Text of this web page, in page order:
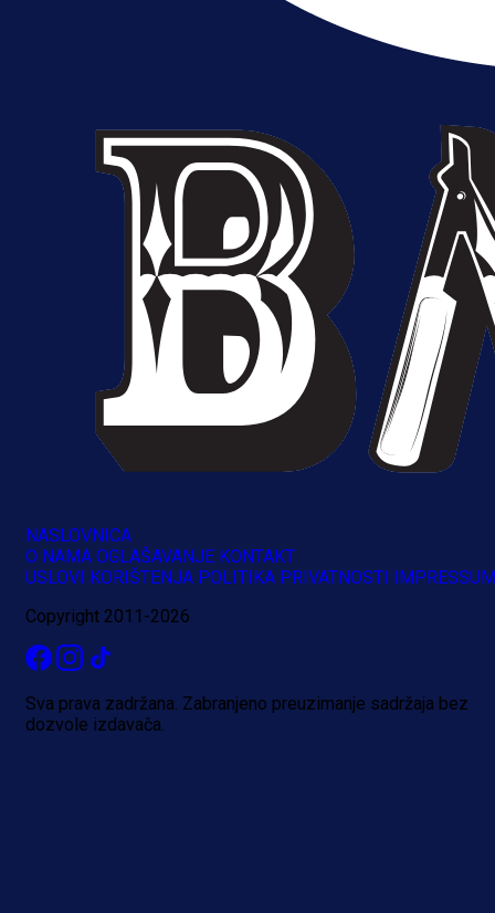
NASLOVNICA
O NAMA OGLAŠAVANJE KONTAKT
USLOVI KORIŠTENJA POLITIKA PRIVATNOSTI IMPRESSUM
Copyright 2011-2026
Sva prava zadržana. Zabranjeno preuzimanje sadržaja bez
dozvole izdavača.